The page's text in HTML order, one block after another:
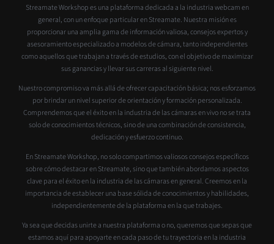
Streamate Workshop es una plataforma dedicada a la industria webcam en
general, con un enfoque particular en Streamate. Nuestra misión es
proporcionar una amplia gama de información valiosa, consejos expertos y
asesoramiento especializado a modelos de cámara, tanto independientes
como aquellos que trabajan a través de estudios, con el objetivo de maximizar
sus ganancias y llevar sus carreras al siguiente nivel.
Nuestro compromiso va más allá de ofrecer capacitación básica; nos esforzamos
por brindar un nivel superior de orientación y formación personalizada.
Comprendemos que el éxito en la industria de las cámaras en vivo no se trata
solo de conocimientos técnicos, sino de una combinación de consistencia,
dedicación y esfuerzo continuo.
En Streamate Workshop, no solo compartimos valiosos consejos específicos
sobre cómo destacar en Streamate, sino que también abordamos aspectos
clave para el éxito en la industria de las cámaras en general. Creemos en la
importancia de establecer una base sólida de conocimientos y habilidades,
independientemente de la plataforma en la que trabajes.
Ya sea que decidas unirte a nuestra plataforma o no, queremos que sepas que
estamos aquí para apoyarte en cada paso de tu trayectoria en la industria